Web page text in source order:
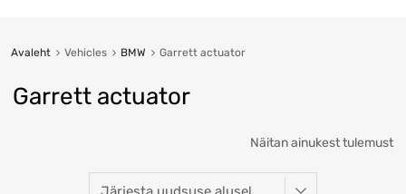
Avaleht Vehicles BMW Garrett actuator
Garrett actuator
Näitan ainukest tulemust